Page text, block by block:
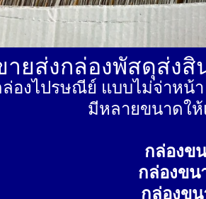
ายส่งกล่องพัสดุส่ง
องไปรษณีย์ แบบไม่จ่าหน้
มีหลายขนาดให้
กล่องข
กล่องขน
กล่องข